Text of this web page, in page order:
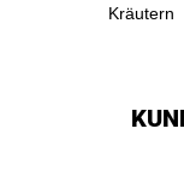
Kräutern